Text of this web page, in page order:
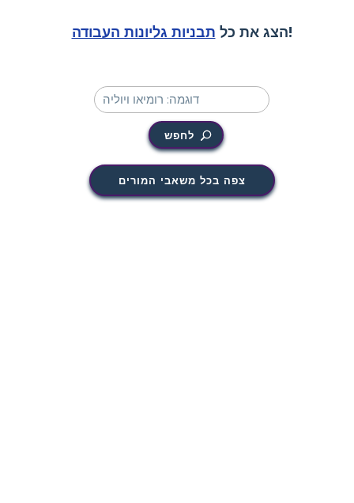
הצג את כל תבניות גליונות העבודה !
לחפש
צפה בכל משאבי המורים